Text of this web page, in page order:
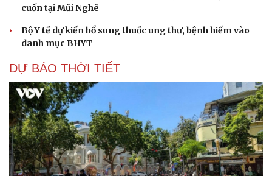
cuốn tại Mũi Nghê
Bộ Y tế dự kiến bổ sung thuốc ung thư, bệnh hiếm vào
danh mục BHYT
DỰ BÁO THỜI TIẾT